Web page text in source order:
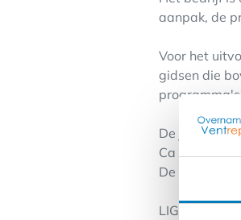
aanpak, de
Voor het
gidsen die
De jaarlijkse
Ca 97% van
De omzet
LIGGING